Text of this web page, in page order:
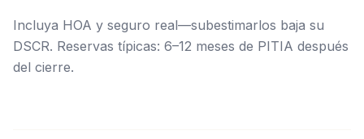
Incluya HOA y seguro real—subestimarlos baja su
DSCR. Reservas típicas: 6–12 meses de PITIA después
del cierre.